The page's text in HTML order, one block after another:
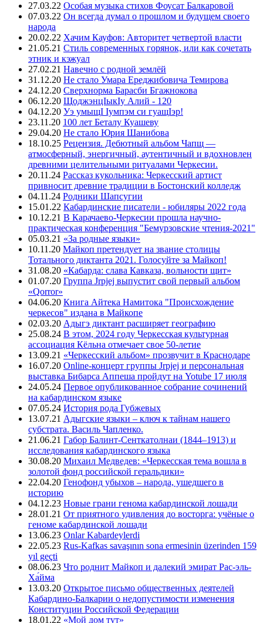
27.03.22 Особая музыка стихов Фоусат Балкаровой
07.03.22 Он всегда думал о прошлом и будущем своего
народа
20.02.22 Хачим Кауфов: Авторитет четвертой власти
21.05.21 Стиль современных горянок, или как сочетать
этник и кэжуал
27.02.21 Навечно с родной землёй
31.12.20 Не стало Умара Ереджибовича Темирова
24.12.20 Сверхнорма Барасби Бгажнокова
06.12.20 ЩоджэнцIыкIу Алий - 120
04.12.20 Уэ умыщI Iумпэм си гуащIэр!
23.11.20 100 лет Беталу Куашеву
29.04.20 Не стало Юрия Шанибова
18.10.25 Рецензия. Дебютный альбом Чапщ —
атмосферный, энергичный, аутентичный и вдохновлен
древними целительными ритуалами Черкесии.
20.11.24 Рассказ кукольника: Черкесский артист
привносит древние традиции в Бостонский колледж
04.11.24 Родники Шапсугии
15.01.22 Кабардинские писатели - юбиляры 2022 года
10.12.21 В Карачаево-Черкесии прошла научно-
практическая конференция "Бемурзовские чтения-2021"
05.03.21 «За родные языки»
10.11.20 Майкоп претендует на звание столицы
Тотального диктанта 2021. Голосуйте за Майкоп!
31.08.20 «Кабарда: слава Кавказа, вольности щит»
01.07.20 Группа Jrpjej выпустит свой первый альбом
«Qorror»
04.06.20 Книга Айтека Намитока "Происхождение
черкесов" издана в Майкопе
02.03.20 Адыгэ диктант расширяет географию
25.08.24 В этом, 2024 году Черкесская культурная
ассоциация Кёльна отмечает свое 50-летие
13.09.21 «Черкесский альбом» прозвучит в Краснодаре
16.07.20 Online-концерт группы Jrpjej и персональная
выставка Бибарса Аппеша пройдут на Yotube 17 июля
24.05.24 Первое опубликованное собрание сочинений
на кабардинском языке
07.05.24 История рода Губжевых
13.07.21 Адыгские языки – ключ к тайнам нашего
субстрата. Василь Чапленко.
21.06.21 Габор Балинт-Сенткатолнаи (1844–1913) и
исследования кабардинского языка
30.08.20 Михаил Медведев: «Черкесская тема вошла в
золотой фонд российской геральдики»
22.04.20 Генофонд убыхов – народа, ушедшего в
историю
04.12.23 Новые грани генома кабардинской лошади
28.01.21 От приятного удивления до восторга: учёные о
геноме кабардинской лошади
13.06.23 Onlar Kabardeylerdi
22.05.23 Rus-Kafkas savaşının sona ermesinin üzerinden 159
yıl geçti
08.06.23 Что роднит Майкоп и далекий эмират Рас-эль-
Ха́йма
13.03.20 Открытое письмо общественных деятелей
Кабардино-Балкарии о недопустимости изменения
Конституции Российской Федерации
18.01.22 «Мой дом тут»